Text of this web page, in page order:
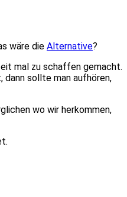
wäre die Alternative?
mal zu schaffen gemacht.
dann sollte man aufhören,
wo wir herkommen,